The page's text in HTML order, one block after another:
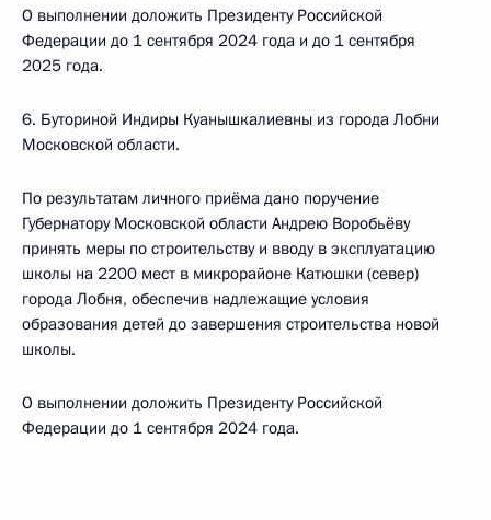
О выполнении доложить Президенту Российской
Федерации до 1 сентября 2024 года и до 1 сентября
2025 года.
6. Буториной Индиры Куанышкалиевны из города Лобни
Московской области.
По результатам личного приёма дано поручение
Губернатору Московской области Андрею Воробьёву
принять меры по строительству и вводу в эксплуатацию
школы на 2200 мест в микрорайоне Катюшки (север)
города Лобня, обеспечив надлежащие условия
образования детей до завершения строительства новой
школы.
О выполнении доложить Президенту Российской
Федерации до 1 сентября 2024 года.